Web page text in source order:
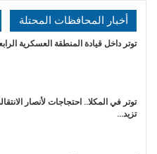
أخبار المحافظات المحتلة
توتر داخل قيادة المنطقة العسكرية
توتر في المكلا.. احتجاجات لأنصار
تزيد…